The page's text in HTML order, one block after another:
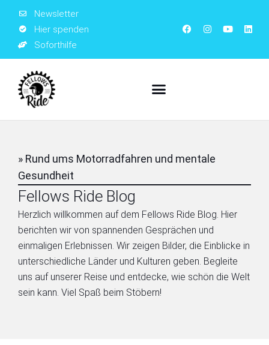
Newsletter
Hier spenden
Soforthilfe
» Rund ums Motorradfahren und mentale
Gesundheit
Fellows Ride Blog
Herzlich willkommen auf dem Fellows Ride Blog. Hier
berichten wir von spannenden Gesprächen und
einmaligen Erlebnissen. Wir zeigen Bilder, die Einblicke in
unterschiedliche Länder und Kulturen geben. Begleite
uns auf unserer Reise und entdecke, wie schön die Welt
sein kann. Viel Spaß beim Stöbern!